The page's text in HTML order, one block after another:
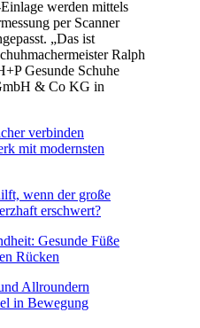
werden mittels
per Scanner
„Das ist
Ralph
Gesunde Schuhe
& Co KG in
verbinden
mit modernsten
wenn der große
erschwert?
Gesunde Füße
Rücken
Allroundern
in Bewegung